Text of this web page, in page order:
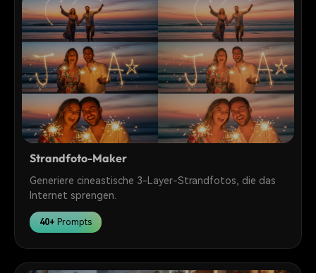
Strandfoto-Maker
Generiere cineastische 3-Layer-Strandfotos, die das
Internet sprengen.
40+ Prompts